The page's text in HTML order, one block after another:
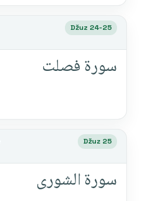
Džuz 24-25
سورة فصلت
Džuz 25
سورة الشورى